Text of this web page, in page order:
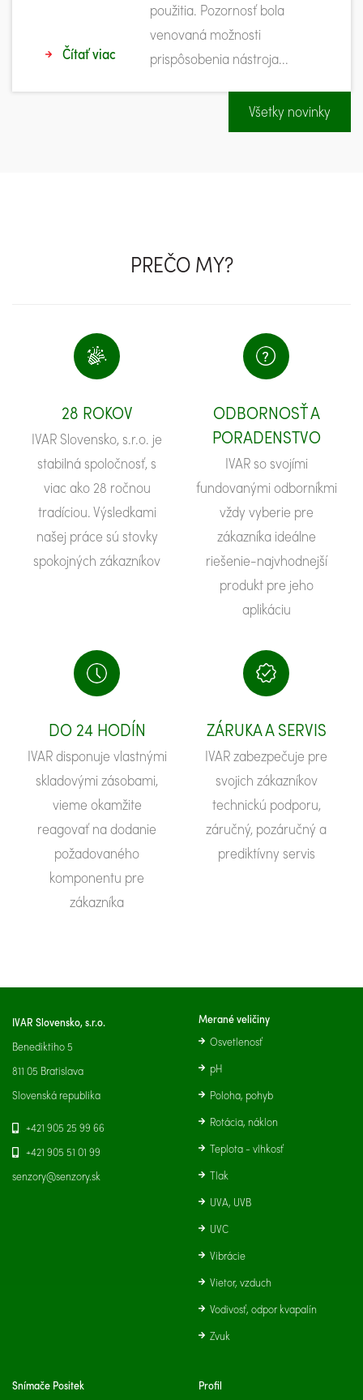
použitia. Pozornosť bola
venovaná možnosti
prispôsobenia nástroja...
Čítať viac
Všetky novinky
PREČO MY?
28 ROKOV
IVAR Slovensko, s.r.o. je
stabilná spoločnosť, s
viac ako 28 ročnou
tradíciou. Výsledkami
našej práce sú stovky
spokojných zákazníkov
ODBORNOSŤ A
PORADENSTVO
IVAR so svojími
fundovanými odborníkmi
vždy vyberie pre
zákazníka ideálne
riešenie-najvhodnejší
produkt pre jeho
aplikáciu
DO 24 HODÍN
IVAR disponuje vlastnými
skladovými zásobami,
vieme okamžite
reagovať na dodanie
požadovaného
komponentu pre
zákazníka
ZÁRUKA A SERVIS
IVAR zabezpečuje pre
svojich zákazníkov
technickú podporu,
záručný, pozáručný a
prediktívny servis
IVAR Slovensko, s.r.o.
Benediktiho 5
811 05 Bratislava
Slovenská republika
+421 905 25 99 66
+421 905 51 01 99
senzory@senzory.sk
Merané veličiny
Osvetlenosť
pH
Poloha, pohyb
Rotácia, náklon
Teplota - vlhkosť
Tlak
UVA, UVB
UVC
Vibrácie
Vietor, vzduch
Vodivosť, odpor kvapalín
Zvuk
Snímače Positek Profil